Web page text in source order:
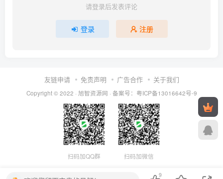
请登录后发表评论
登录 注册
友链申请 免责声明 广告合作 关于我们
Copyright © 2022 · 旭智资源网 · 备案号： 粤ICP备13016642号-9
扫码加QQ群 扫码加微信
9